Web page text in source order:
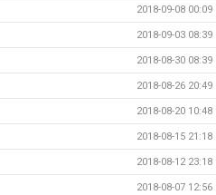
2018-09-08 00:09
2018-09-03 08:39
2018-08-30 08:39
2018-08-26 20:49
2018-08-20 10:48
2018-08-15 21:18
2018-08-12 23:18
2018-08-07 12:56